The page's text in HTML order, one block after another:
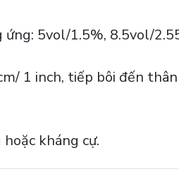
5vol/1.5%, 8.5vol/
1 inch, tiếp bôi đến
kháng cự.